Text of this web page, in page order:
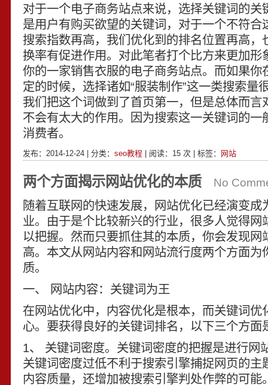
对于一个电子商务站点来说，选择关键词的关
是用户有购买欲望的关键词，对于一个不符合
搜索指数再高，我们优化到的排名位置再高，
换率有促进作用。对此笔者打个比方来更加形
你的一家销售衣服的电子商务站点。而如果你
定的时候，选择诸如“服装制作”这一类搜索量
我们把这个词做到了首页第一，但是总体而言
不会有太大的作用。因为搜索这一关键词的一
消费者。
发布：2014-12-24 | 分类： seo教程| 阅读： 15 次 | 标签： 网站
两个方面揭示网站优化的本质 No
随着互联网的快速发展，网站优化已经演变成
业。由于是个比较新兴的行业，很多人觉得网
以把握。然而只要抓住其的本质，你会发现网
高。本文从网站内容和网站流行度两个方面为
质。
一、 网站内容：关键词为王
在网站优化中，内容优化是根本，而关键词优
心。要获得良好的关键词排名，以下三个方面
1、 关键词密度。关键词密度的把握是进行网
关键词密度过低不利于搜索引擎捕捉网页的主
内容质量，还增加被搜索引擎判处作弊的可能